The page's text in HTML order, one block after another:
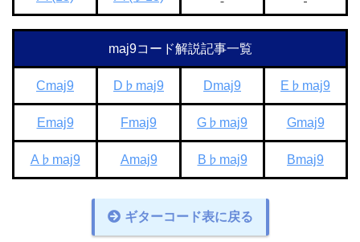
maj9コード解説記事一覧
Cmaj9 D♭maj9 Dmaj9 E♭maj9
Emaj9 Fmaj9 G♭maj9 Gmaj9
A♭maj9 Amaj9 B♭maj9 Bmaj9
ギターコード表に戻る